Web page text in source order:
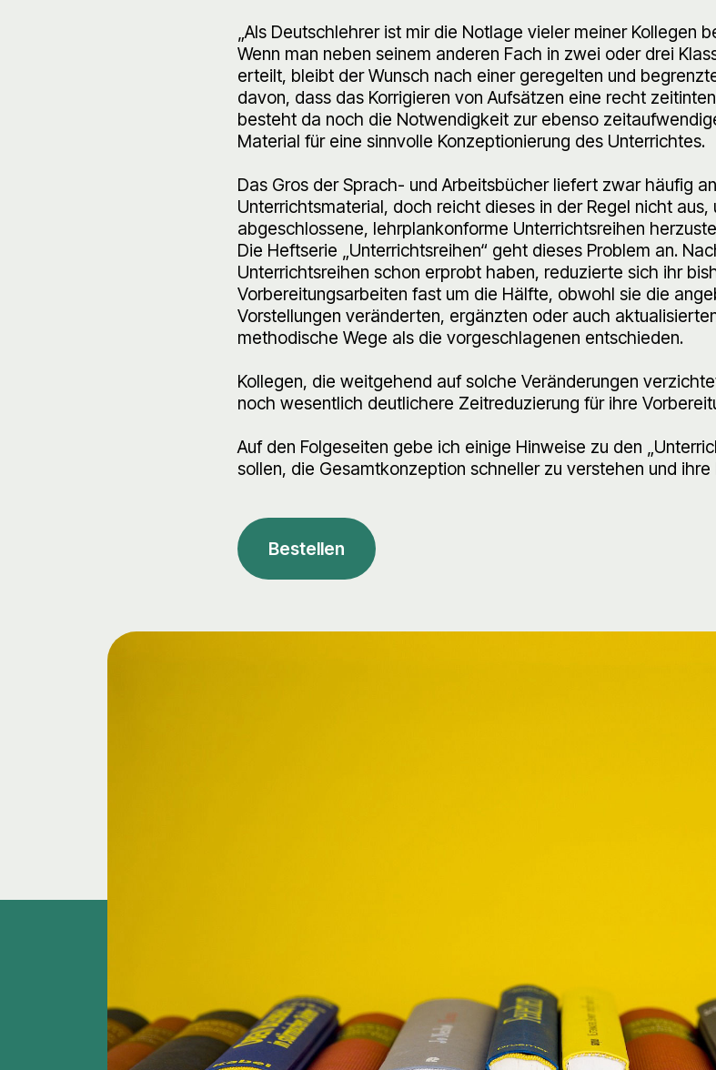
„Als Deutschlehrer ist mir die Notlage vieler meiner Kollegen
Wenn man neben seinem anderen Fach in zwei oder drei
erteilt, bleibt der Wunsch nach einer geregelten und
davon, dass das Korrigieren von Aufsätzen eine recht
besteht da noch die Notwendigkeit zur ebenso
Material für eine sinnvolle Konzeptionierung des Unterrichtes.
Das Gros der Sprach- und Arbeitsbücher liefert zwar häufig
Unterrichtsmaterial, doch reicht dieses in der Regel nicht aus,
abgeschlossene, lehrplankonforme Unterrichtsreihen
Die Heftserie „Unterrichtsreihen“ geht dieses Problem an.
Unterrichtsreihen schon erprobt haben, reduzierte sich ihr
Vorbereitungsarbeiten fast um die Hälfte, obwohl sie die
Vorstellungen veränderten, ergänzten oder auch
methodische Wege als die vorgeschlagenen entschieden.
Kollegen, die weitgehend auf solche Veränderungen
noch wesentlich deutlichere Zeitreduzierung für ihre
Auf den Folgeseiten gebe ich einige Hinweise zu den
sollen, die Gesamtkonzeption schneller zu verstehen und
Bestellen